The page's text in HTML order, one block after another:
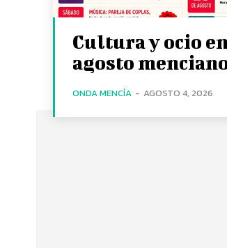
Cultura y ocio
agosto
ONDA MENCÍA - AGOSTO 4, 2026